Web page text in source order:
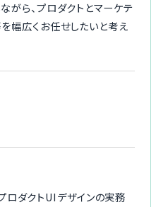
がら、プロダクトとマーケテ
幅広くお任せしたいと考え
ダクトUIデザインの実務